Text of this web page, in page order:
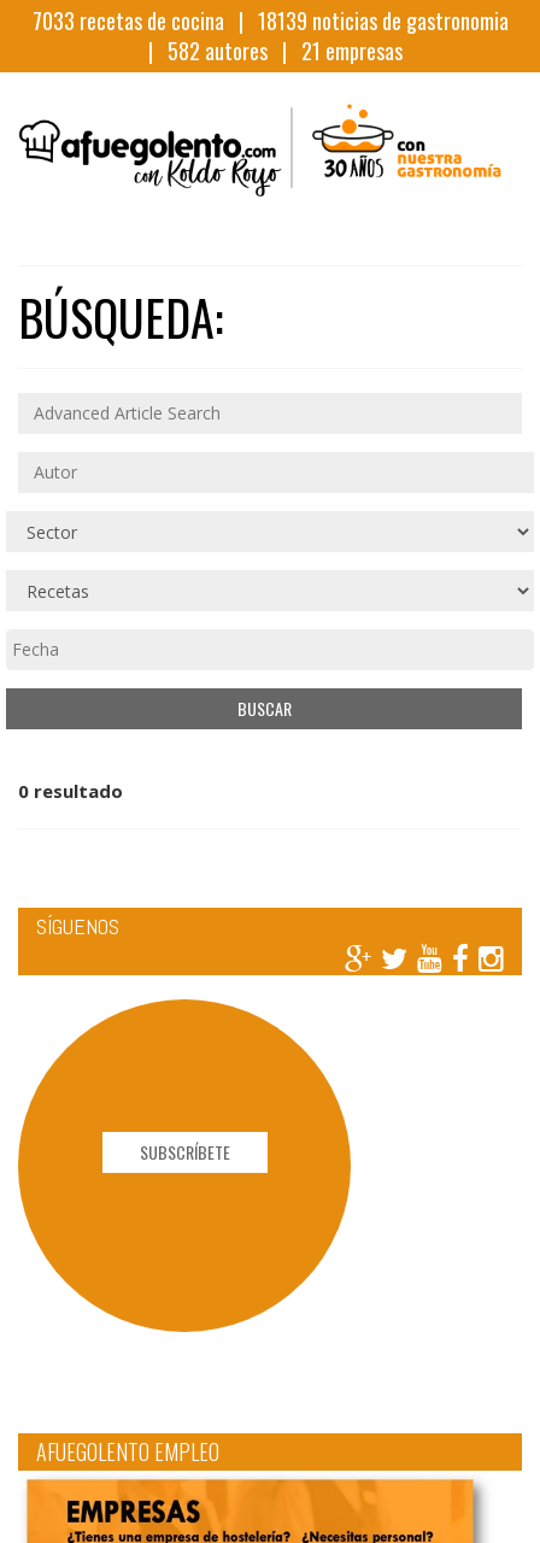
7033 recetas de cocina | 18139 noticias de gastronomia
| 582 autores | 21 empresas
BÚSQUEDA:
0 resultado
SÍGUENOS
SUBSCRÍBETE
AFUEGOLENTO EMPLEO